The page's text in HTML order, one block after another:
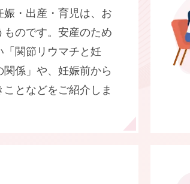
娠・出産・育児は、お
のです。安産のため
「関節リウマチと妊
係」や、妊娠前から
となどをご紹介しま